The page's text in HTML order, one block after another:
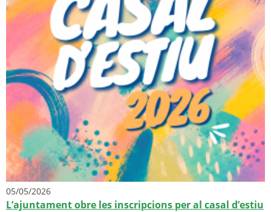
05/05/2026
L’ajuntament obre les inscripcions per al casal d’estiu